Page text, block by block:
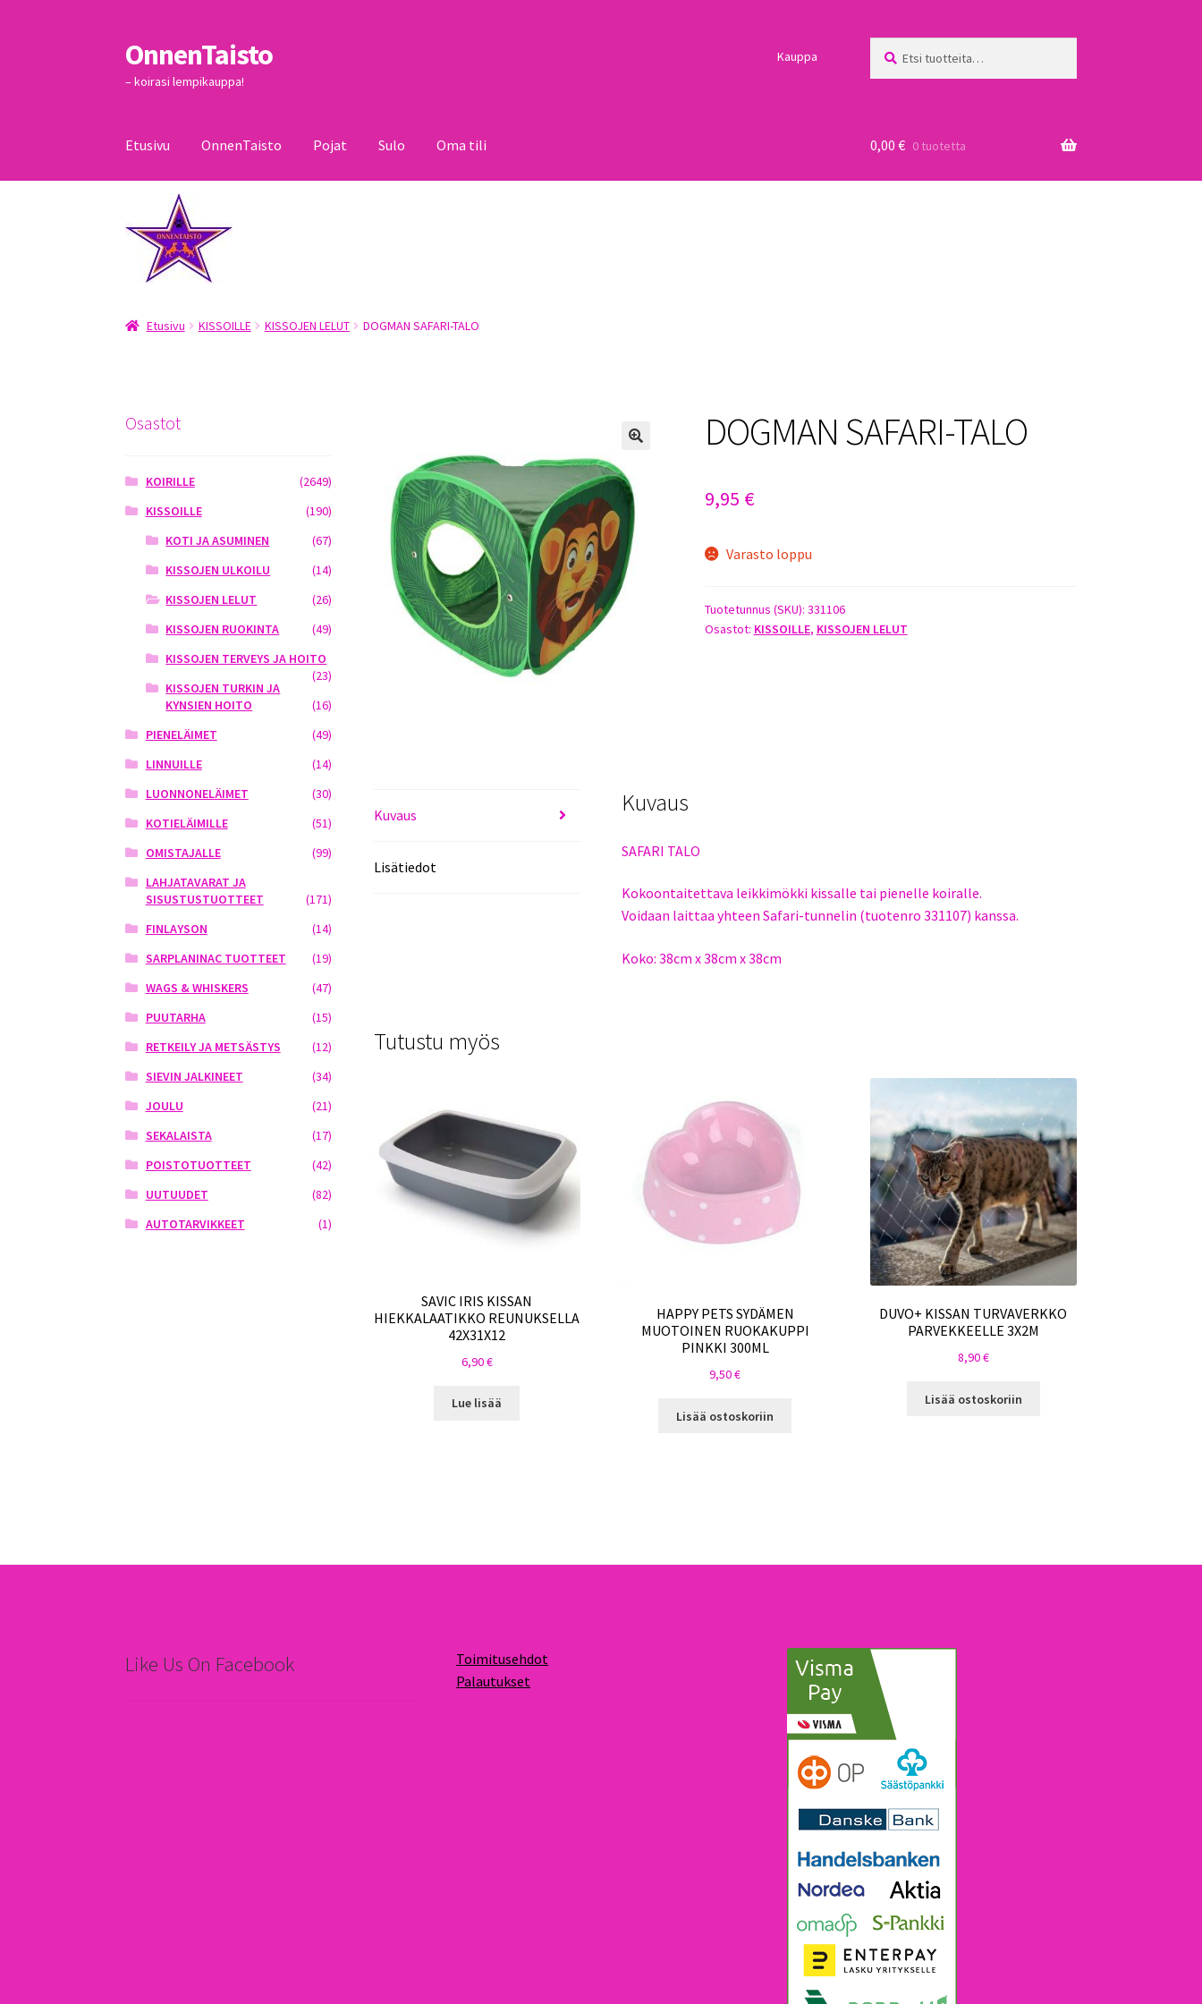
Siirry
navigointiin
Siirry
sisältöön
OnnenTaisto
– koirasi lempikauppa!
Kauppa
Etusivu OnnenTaisto Pojat Sulo Oma tili
Kassa
0,00 € 0 tuotetta
Etusivu KISSOILLE KISSOJEN LELUT DOGMAN SAFARI-TALO
DOGMAN SAFARI-TALO
9,95 €
Varasto loppu
Tuotetunnus (SKU): 331106
Osastot: KISSOILLE, KISSOJEN LELUT
Kuvaus
Lisätiedot
Kuvaus
SAFARI TALO
Kokoontaitettava leikkimökki kissalle tai pienelle koiralle.
Voidaan laittaa yhteen Safari-tunnelin (tuotenro 331107) kanssa.
Koko: 38cm x 38cm x 38cm
Tutustu myös
SAVIC IRIS KISSAN
HIEKKALAATIKKO REUNUKSELLA
42X31X12
6,90€
Lue lisää
HAPPY PETS SYDÄMEN
MUOTOINEN RUOKAKUPPI
PINKKI 300ML
9,50€
Lisää ostoskoriin
DUVO+ KISSAN TURVAVERKKO
PARVEKKEELLE 3X2M
8,90€
Lisää ostoskoriin
Osastot
KOIRILLE
(2649)
KISSOILLE
(190)
KOTI JA ASUMINEN
(67)
KISSOJEN ULKOILU
(14)
KISSOJEN LELUT
(26)
KISSOJEN RUOKINTA
(49)
KISSOJEN TERVEYS JA HOITO
(23)
KISSOJEN TURKIN JA
KYNSIEN HOITO
(16)
PIENELÄIMET
(49)
LINNUILLE
(14)
LUONNONELÄIMET
(30)
KOTIELÄIMILLE
(51)
OMISTAJALLE
(99)
LAHJATAVARAT JA
SISUSTUSTUOTTEET
(171)
FINLAYSON
(14)
SARPLANINAC TUOTTEET
(19)
WAGS & WHISKERS
(47)
PUUTARHA
(15)
RETKEILY JA METSÄSTYS
(12)
SIEVIN JALKINEET
(34)
JOULU
(21)
SEKALAISTA
(17)
POISTOTUOTTEET
(42)
UUTUUDET
(82)
AUTOTARVIKKEET
(1)
Like Us On Facebook
Toimitusehdot
Palautukset